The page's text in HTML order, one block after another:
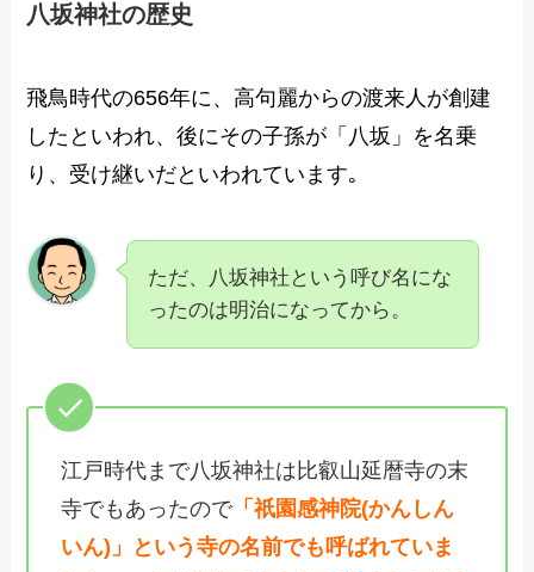
八坂神社の歴史
飛鳥時代の656年に、高句麗からの渡来人が創建
したといわれ、後にその子孫が「八坂」を名乗
り、受け継いだといわれています｡
ただ、八坂神社という呼び名にな
ったのは明治になってから。
江戸時代まで八坂神社は比叡山延暦寺の末
寺でもあったので「祇園感神院(かんしん
いん)」という寺の名前でも呼ばれていま